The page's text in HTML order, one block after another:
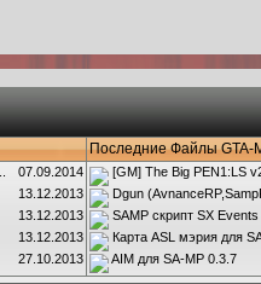
Последние Файлы GTA-
07.09.2014
13.12.2013
13.12.2013
13.12.2013
27.10.2013
[GM] The Big PEN1:LS
Dgun
SAMP скрипт SX
Карта ASL мэрия для
AIM для SA-MP 0.3.7